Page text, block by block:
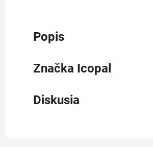
Popis
Značka Icopal
Diskusia